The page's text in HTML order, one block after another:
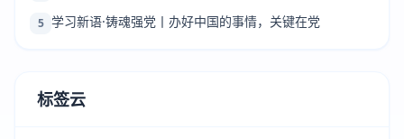
5 学习新语·铸魂强党丨办好中国的事情，关键在党
标签云